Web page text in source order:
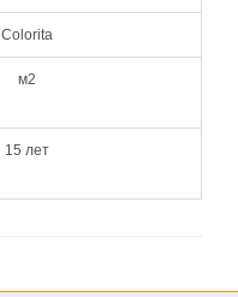
Colorita
м2
15 лет